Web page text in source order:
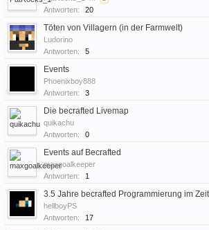
Antworten: 20
Töten von Villagern (in der Farmwelt)
Ludorino
Antworten:
5
Events
Phoenixboy888
Antworten:
3
Die becrafted Livemap
quikachu
Antworten:
0
Events auf Becrafted
maxgoalkeeper
Antworten:
1
3.5 Jahre becrafted Programmierung im
hellboyPS
Antworten:
17